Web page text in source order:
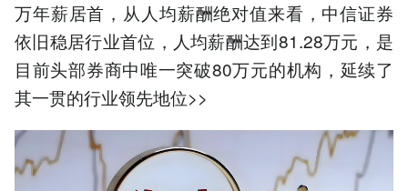
万年薪居首，从人均薪酬绝对值来看，中信证券
依旧稳居行业首位，人均薪酬达到81.28万元，是
目前头部券商中唯一突破80万元的机构，延续了
其一贯的行业领先地位>>